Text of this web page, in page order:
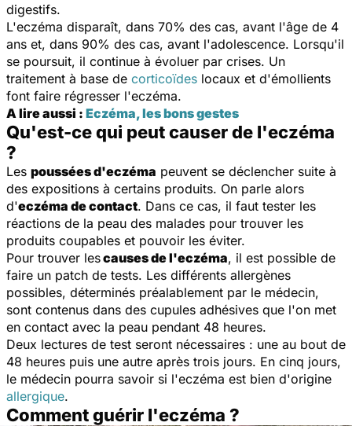
digestifs.
L'eczéma disparaît, dans 70% des cas, avant l'âge de 4
ans et, dans 90% des cas, avant l'adolescence. Lorsqu'il
se poursuit, il continue à évoluer par crises. Un
traitement à base de corticoïdes locaux et d'émollients
font faire régresser l'eczéma.
A lire aussi : Eczéma, les bons gestes
Qu'est-ce qui peut causer de l'eczéma
?
Les poussées d'eczéma peuvent se déclencher suite à
des expositions à certains produits. On parle alors
d'eczéma de contact. Dans ce cas, il faut tester les
réactions de la peau des malades pour trouver les
produits coupables et pouvoir les éviter.
Pour trouver lescauses de l'eczéma, il est possible de
faire un patch de tests. Les différents allergènes
possibles, déterminés préalablement par le médecin,
sont contenus dans des cupules adhésives que l'on met
en contact avec la peau pendant 48 heures.
Deux lectures de test seront nécessaires : une au bout de
48 heures puis une autre après trois jours. En cinq jours,
le médecin pourra savoir si l'eczéma est bien d'origine
allergique.
Comment guérir l'eczéma ?